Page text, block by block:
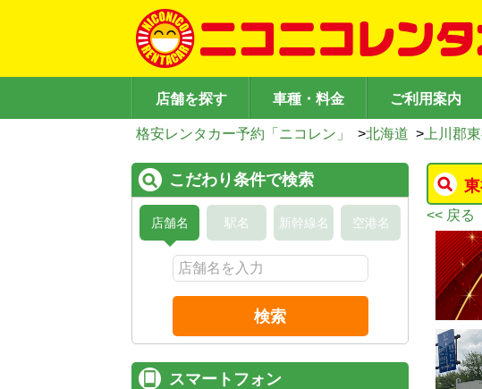
店舗を探す 車種・料金 ご利用案内
格安レンタカー予約「ニコレン」 >北海道 > 上川郡
<< 戻る
こだわり条件で検索
店舗名 駅名 新幹線名 空港名
検索
スマートフォン